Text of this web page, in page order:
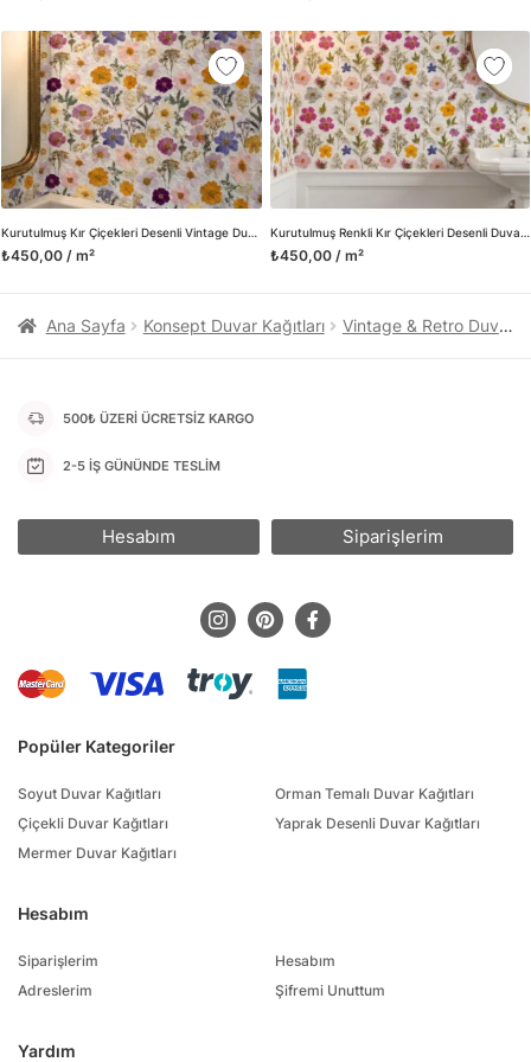
Kurutulmuş Kır Çiçekleri Desenli Vintage Duvar Kağıdı, Romantik Botanik Duvar Posteri
₺450,00 / m²
Kurutulmuş Renkli Kır Çiçekleri Desenli Duvar Kağıdı, Vintage Botanik Duvar Posteri
₺450,00 / m²
üretimini ve satışını yapmaktadır. Duvar tasarımının önemini
biliyor ve evin en kritik dekorasyon alanı olduğunu kabul
ediyoruz. Bu nedenle ürün yelpazemizi sürekli genişletiyor ve
trendlere ayak uydurmanın yanı sıra yeni trendlerin oluşumunda
da öncü rol üstleniyoruz.
Herhangi bir soru ya da sorununuz olursa bizimle iletişime
geçebilirsiniz.
Ana Sayfa Konsept Duvar Kağıtları Vintage & Retro Duvar Kağıtları
Popüler Kategoriler
Soyut Duvar Kağıtları
Çiçekli Duvar Kağıtları
Mermer Duvar Kağıtları
Orman Temalı Duvar Kağıtları
Yaprak Desenli Duvar Kağıtları
Hesabım
Siparişlerim
Adreslerim
Hesabım
Şifremi Unuttum
Yardım
500₺ ÜZERİ ÜCRETSİZ KARGO
2-5 İŞ GÜNÜNDE TESLİM
Hesabım Siparişlerim